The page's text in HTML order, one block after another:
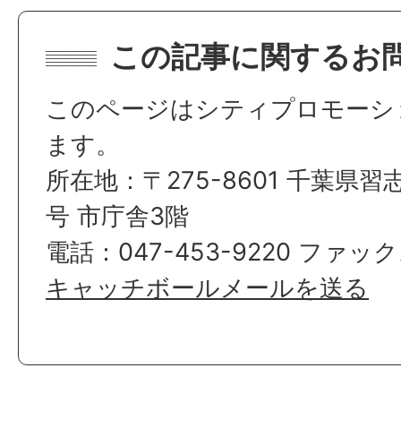
この記事に関するお
このページはシティプロモー
ます。
所在地：〒275-8601 千葉県習
号 市庁舎3階
電話：047-453-9220 ファッ
キャッチボールメールを送る